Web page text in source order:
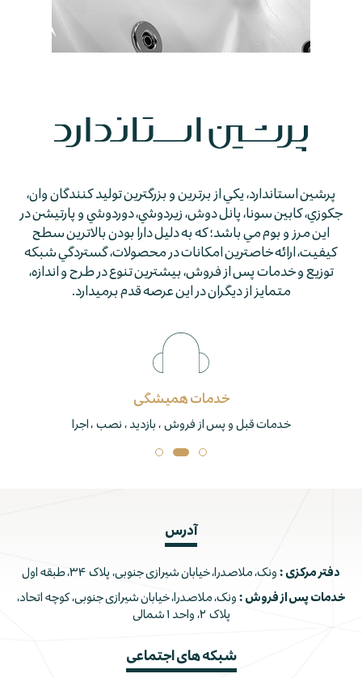
پرشين استاندارد، يكي از برترين و بزرگترين توليد كنندگان وان،
جكوزي، كابين سونا، پانل دوش، زيردوشي، دوردوشي و پارتيشن در
اين مرز و بوم مي باشد؛ كه به دليل دارا بودن بالاترين سطح
كيفيت، ارائه خاصترين امكانات در محصولات، گستردگي شبكه
توزيع و خدمات پس از فروش، بيشترين تنوع در طرح و اندازه،
متمايز از ديگران در اين عرصه قدم برمي­دارد.
خدمات همیشگی
خدمات قبل و پس از فروش ، بازدید ، نصب ، اجرا
آدرس
دفتر مرکزی : ونک، ملاصدرا، خیابان شیرازی جنوبی، پلاک ۳۴، طبقه اول
خدمات پس از فروش : ونک، ملاصدرا، خیابان شیرازی جنوبی، کوچه اتحاد،
پلاک ۲، واحد ۱ شمالی
شبکه های اجتماعی